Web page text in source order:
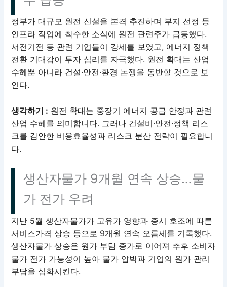
정부가 대규모 원전 신설을 본격 추진하며 부지 선정 등
인프라 작업에 착수한 소식에 원전 관련주가 급등했다.
서전기전 등 관련 기업들이 강세를 보였고, 에너지 정책
전환 기대감이 투자 심리를 자극했다. 원전 확대는 산업
수혜뿐 아니라 건설·안전·환경 논쟁을 동반할 것으로 보
인다.
생각하기 : 원전 확대는 중장기 에너지 공급 안정과 관련
산업 수혜를 의미합니다. 그러나 건설비·안전·정책 리스
크를 감안한 비용효율성과 리스크 분산 전략이 필요합니
다.
생산자물가 9개월 연속 상승…물
가 전가 우려
지난 5월 생산자물가가 고유가 영향과 증시 호조에 따른
서비스가격 상승 등으로 9개월 연속 오름세를 기록했다.
생산자물가 상승은 원가 부담 증가로 이어져 추후 소비자
물가 전가 가능성이 높아 물가 압박과 기업의 원가 관리
부담을 심화시킨다.